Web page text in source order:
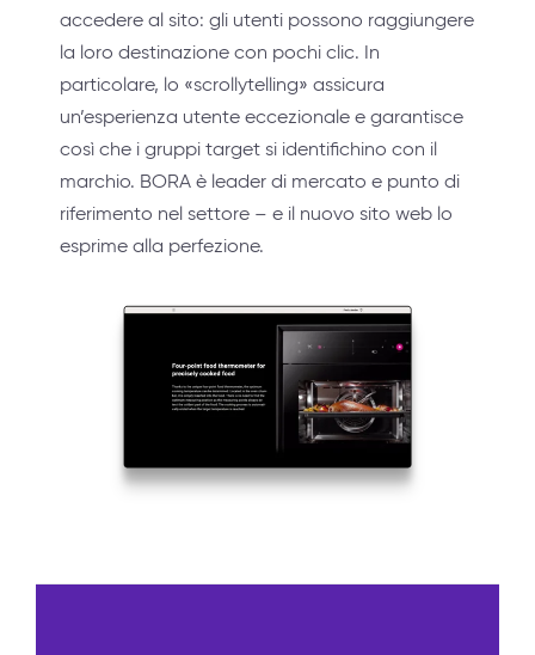
accedere al sito: gli utenti possono raggiungere
la loro destinazione con pochi clic. In
particolare, lo «scrollytelling» assicura
un’esperienza utente eccezionale e garantisce
così che i gruppi target si identifichino con il
marchio. BORA è leader di mercato e punto di
riferimento nel settore – e il nuovo sito web lo
esprime alla perfezione.